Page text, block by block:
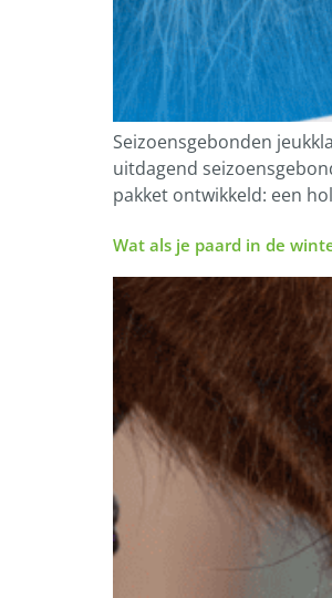
Seizoensgebonden
uitdagend
pakket ontwikkeld: een
Wat als je paard in de